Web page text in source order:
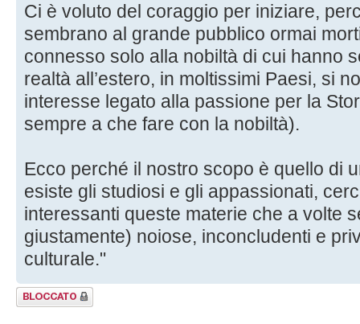
Ci è voluto del coraggio per iniziare,
sembrano al grande pubblico ormai
connesso solo alla nobiltà di cui hanno
realtà all’estero, in moltissimi Paesi, si
interesse legato alla passione per la
sempre a che fare con la nobiltà).
Ecco perché il nostro scopo è quello di
esiste gli studiosi e gli appassionati,
interessanti queste materie che a volte
giustamente) noiose, inconcludenti e
culturale."
Argomento
bloccato